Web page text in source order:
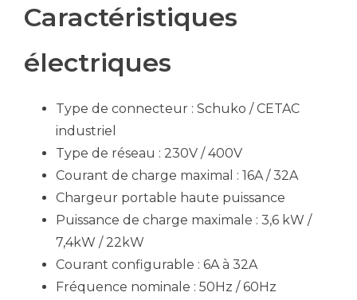
Caractéristiques
électriques
Type de connecteur : Schuko / CETAC
industriel
Type de réseau : 230V / 400V
Courant de charge maximal : 16A / 32A
Chargeur portable haute puissance
Puissance de charge maximale : 3,6 kW /
7,4kW / 22kW
Courant configurable : 6A à 32A
Fréquence nominale : 50Hz / 60Hz